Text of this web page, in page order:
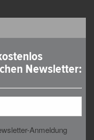
Newsletter:
Anmeldung